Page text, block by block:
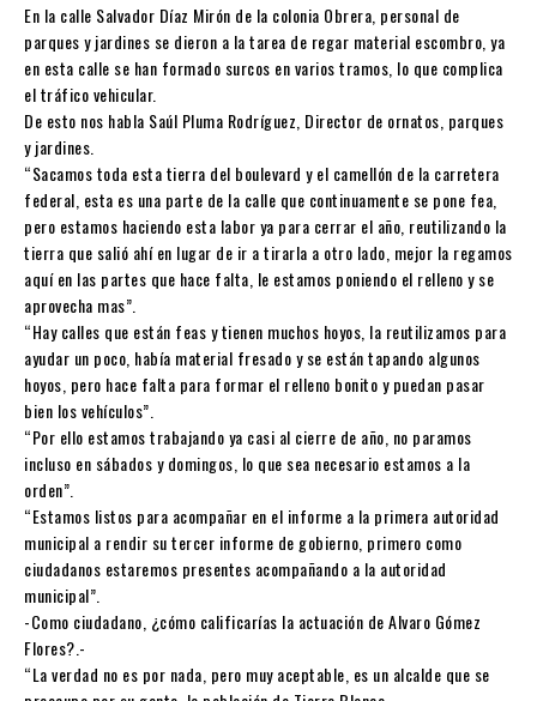
En la calle Salvador Díaz Mirón de la colonia Obrera, personal de
parques y jardines se dieron a la tarea de regar material escombro, ya
en esta calle se han formado surcos en varios tramos, lo que complica
el tráfico vehicular.
De esto nos habla Saúl Pluma Rodríguez, Director de ornatos, parques
y jardines.
“Sacamos toda esta tierra del boulevard y el camellón de la carretera
federal, esta es una parte de la calle que continuamente se pone fea,
pero estamos haciendo esta labor ya para cerrar el año, reutilizando la
tierra que salió ahí en lugar de ir a tirarla a otro lado, mejor la regamos
aquí en las partes que hace falta, le estamos poniendo el relleno y se
aprovecha mas”.
“Hay calles que están feas y tienen muchos hoyos, la reutilizamos para
ayudar un poco, había material fresado y se están tapando algunos
hoyos, pero hace falta para formar el relleno bonito y puedan pasar
bien los vehículos”.
“Por ello estamos trabajando ya casi al cierre de año, no paramos
incluso en sábados y domingos, lo que sea necesario estamos a la
orden”.
“Estamos listos para acompañar en el informe a la primera autoridad
municipal a rendir su tercer informe de gobierno, primero como
ciudadanos estaremos presentes acompañando a la autoridad
municipal”.
-Como ciudadano, ¿cómo calificarías la actuación de Alvaro Gómez
Flores?.-
“La verdad no es por nada, pero muy aceptable, es un alcalde que se